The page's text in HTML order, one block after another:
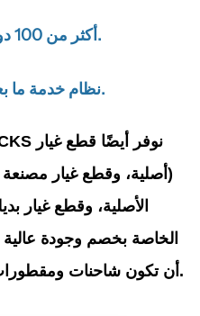
أكثر من 100 دولة حول العالم.
نظام خدمة ما بعد البيع متكامل.
(أصلية، وقطع غيار
الأصلية، وقطع غيار
أن تكون شاحنات ومقطورات عملائنا في حالة عمل جيدة.